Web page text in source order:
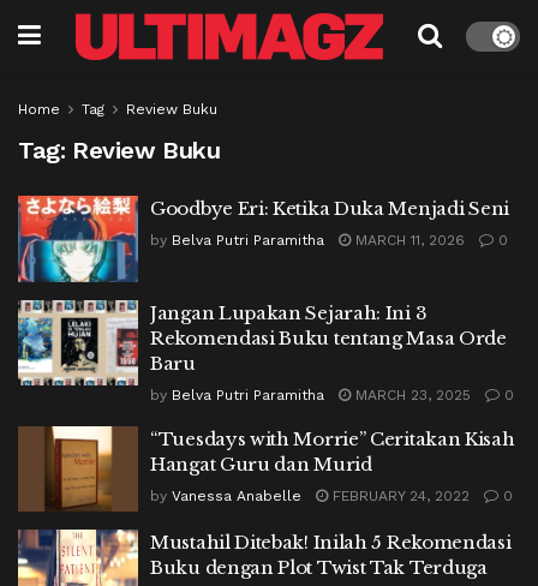
Home Tag Review Buku
Tag: Review Buku
Goodbye Eri: Ketika Duka Menjadi Seni
by Belva Putri Paramitha MARCH 11, 2026 0
Jangan Lupakan Sejarah: Ini 3
Rekomendasi Buku tentang Masa Orde
Baru
by Belva Putri Paramitha MARCH 23, 2025 0
“Tuesdays with Morrie” Ceritakan Kisah
Hangat Guru dan Murid
by Vanessa Anabelle FEBRUARY 24, 2022 0
Mustahil Ditebak! Inilah 5 Rekomendasi
Buku dengan Plot Twist Tak Terduga